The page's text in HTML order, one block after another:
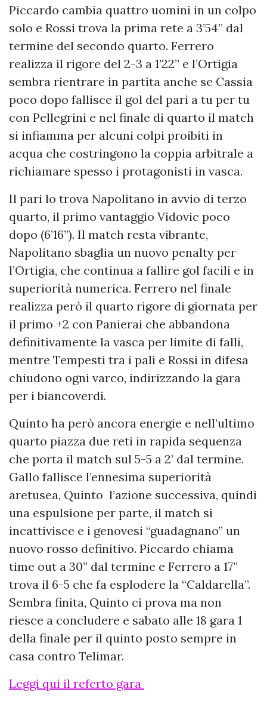
Piccardo cambia quattro uomini in un colpo
solo e Rossi trova la prima rete a 3’54” dal
termine del secondo quarto. Ferrero
realizza il rigore del 2-3 a 1’22” e l’Ortigia
sembra rientrare in partita anche se Cassia
poco dopo fallisce il gol del pari a tu per tu
con Pellegrini e nel finale di quarto il match
si infiamma per alcuni colpi proibiti in
acqua che costringono la coppia arbitrale a
richiamare spesso i protagonisti in vasca.
Il pari lo trova Napolitano in avvio di terzo
quarto, il primo vantaggio Vidovic poco
dopo (6’16”). Il match resta vibrante,
Napolitano sbaglia un nuovo penalty per
l’Ortigia, che continua a fallire gol facili e in
superiorità numerica. Ferrero nel finale
realizza però il quarto rigore di giornata per
il primo +2 con Panierai che abbandona
definitivamente la vasca per limite di falli,
mentre Tempesti tra i pali e Rossi in difesa
chiudono ogni varco, indirizzando la gara
per i biancoverdi.
Quinto ha però ancora energie e nell’ultimo
quarto piazza due reti in rapida sequenza
che porta il match sul 5-5 a 2’ dal termine.
Gallo fallisce l’ennesima superiorità
aretusea, Quinto l’azione successiva, quindi
una espulsione per parte, il match si
incattivisce e i genovesi “guadagnano” un
nuovo rosso definitivo. Piccardo chiama
time out a 30” dal termine e Ferrero a 17”
trova il 6-5 che fa esplodere la “Caldarella”.
Sembra finita, Quinto ci prova ma non
riesce a concludere e sabato alle 18 gara 1
della finale per il quinto posto sempre in
casa contro Telimar.
Leggi qui il referto gara